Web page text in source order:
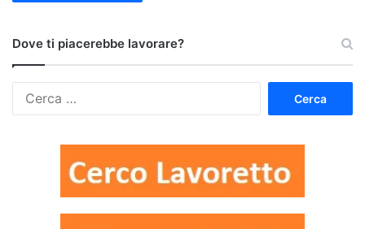
Dove ti piacerebbe lavorare?